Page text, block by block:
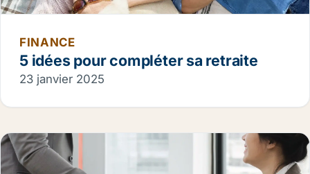
FINANCE
5 idées pour compléter sa retraite
23 janvier 2025